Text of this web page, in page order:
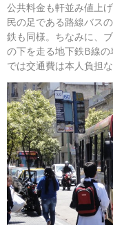
公共料金も軒並み値上
民の足である路線バス
鉄も同様。ちなみに、
の下を走る地下鉄B線
では交通費は本人負担